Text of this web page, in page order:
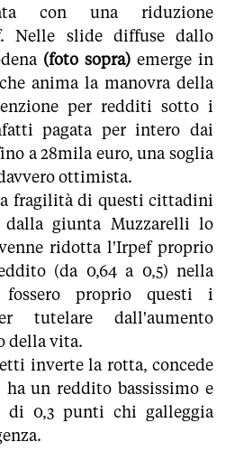
con una riduzione
Nelle slide diffuse dallo
(foto sopra) emerge in
anima la manovra della
per redditi sotto i
pagata per intero dai
a 28mila euro, una soglia
ottimista.
fragilità di questi cittadini
giunta Muzzarelli lo
ridotta l'Irpef proprio
(da 0,64 a 0,5) nella
fossero proprio questi i
tutelare dall'aumento
della vita.
inverte la rotta, concede
ha un reddito bassissimo e
di 0,3 punti chi galleggia